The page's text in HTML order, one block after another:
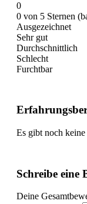
0
0 von 5 Sternen
Ausgezeichnet
Sehr gut
Durchschnittlich
Schlecht
Furchtbar
Es gibt noch
Schreibe eine
Deine